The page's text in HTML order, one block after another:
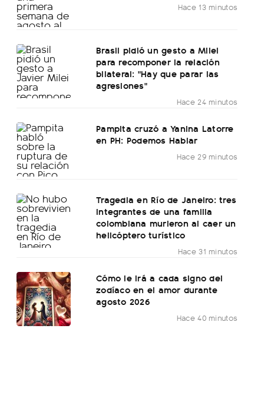
Hace 13 minutos
Brasil pidió un gesto a Milei
para recomponer la relación
bilateral: "Hay que parar las
agresiones"
Hace 24 minutos
Pampita cruzó a Yanina Latorre
en PH: Podemos Hablar
Hace 29 minutos
Tragedia en Río de Janeiro: tres
integrantes de una familia
colombiana murieron al caer un
helicóptero turístico
Hace 31 minutos
Cómo le irá a cada signo del
zodíaco en el amor durante
agosto 2026
Hace 40 minutos